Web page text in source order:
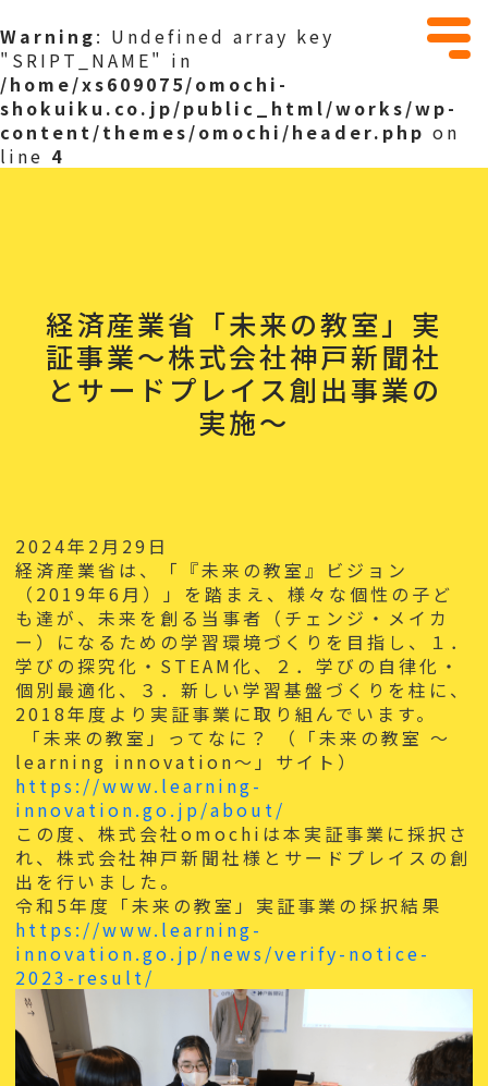
Warning: Undefined array key
"SRIPT_NAME" in
/home/xs609075/omochi-
shokuiku.co.jp/public_html/works/wp-
content/themes/omochi/header.php on
line 4
経済産業省「未来の教室」実
証事業〜株式会社神戸新聞社
とサードプレイス創出事業の
実施〜
2024年2月29日
経済産業省は、「『未来の教室』ビジョン
（2019年6月）」を踏まえ、様々な個性の子ど
も達が、未来を創る当事者（チェンジ・メイカ
ー）になるための学習環境づくりを目指し、１．
学びの探究化・STEAM化、２．学びの自律化・
個別最適化、３．新しい学習基盤づくりを柱に、
2018年度より実証事業に取り組んでいます。
「未来の教室」ってなに？ （「未来の教室 ～
learning innovation～」サイト）
https://www.learning-
innovation.go.jp/about/
この度、株式会社omochiは本実証事業に採択さ
れ、株式会社神戸新聞社様とサードプレイスの創
出を行いました。
令和5年度「未来の教室」実証事業の採択結果
https://www.learning-
innovation.go.jp/news/verify-notice-
2023-result/